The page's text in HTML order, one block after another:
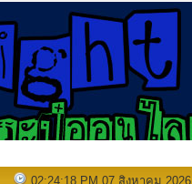
02:24:18 PM 07 สิงหาคม 2026